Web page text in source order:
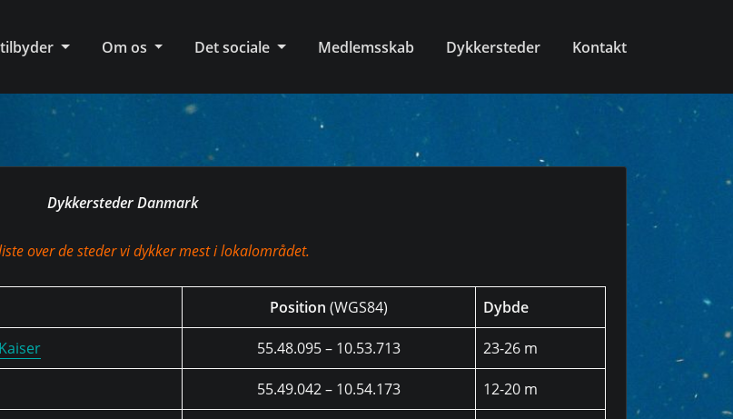
Om os Det sociale Medlemsskab Dykkersteder Kontakt
Dykkersteder Danmark
over de steder vi dykker mest i lokalområdet.
Position (WGS84) Dybde
55.48.095 – 10.53.713 23-26 m
55.49.042 – 10.54.173 12-20 m